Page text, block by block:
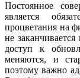
Постоянное
является
процветания на
не
доступ к
меняются, и
поэтому важно